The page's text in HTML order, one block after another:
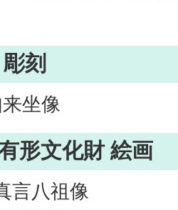
刻
坐像
形文化財 絵画
言八祖像